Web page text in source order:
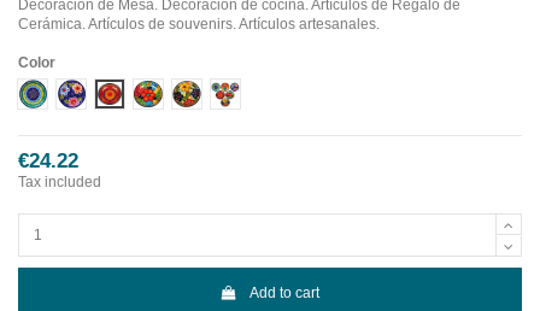
Decoración de Mesa. Decoración de cocina. Artículos de Regalo de
Cerámica. Artículos de souvenirs. Artículos artesanales.
Color
Diseño 1Diseño 2Diseño 3Diseño 4Diseño 5Diseño 6
€24.22
Tax included
Add to cart